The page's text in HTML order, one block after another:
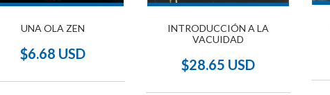
UNA OLA ZEN
$6.68 USD
INTRODUCCIÓN A LA
VACUIDAD
$28.65 USD